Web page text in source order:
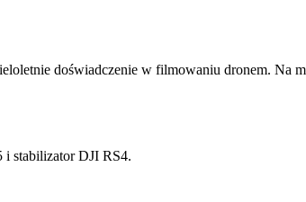
doświadczenie w filmowaniu dronem. Na
stabilizator DJI RS4.